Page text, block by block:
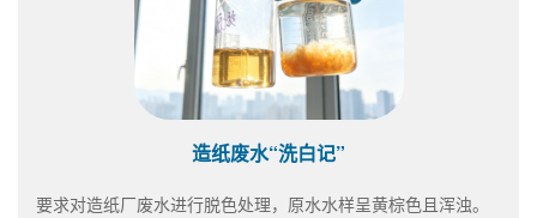
造纸废水“洗白记”
要求对造纸厂废水进行脱色处理，原水水样呈黄棕色且浑浊。